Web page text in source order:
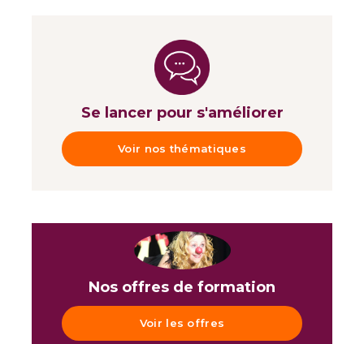
Se lancer pour s'améliorer
Voir nos thématiques
Nos offres de formation
Voir les offres